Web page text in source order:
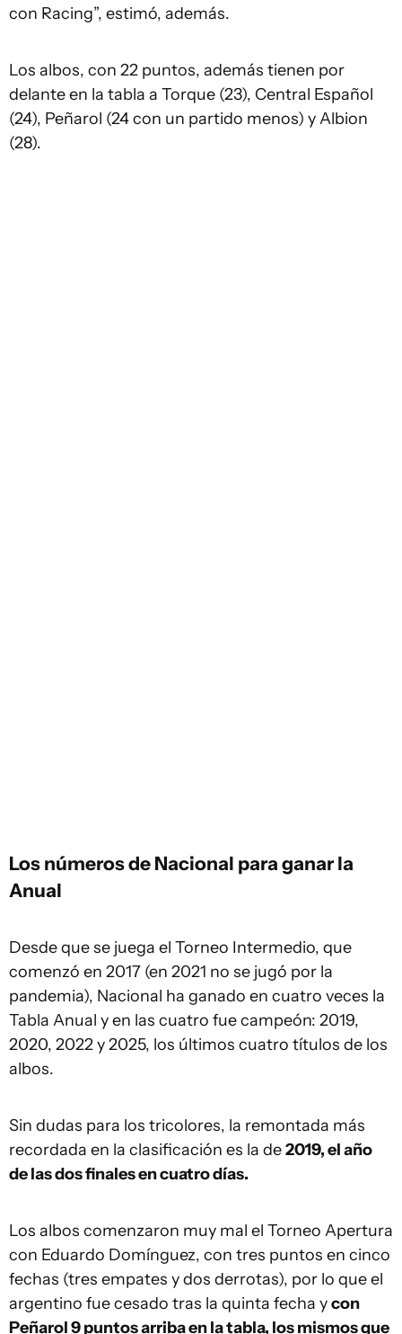
con Racing”, estimó, además.
Los albos, con 22 puntos, además tienen por
delante en la tabla a Torque (23), Central Español
(24), Peñarol (24 con un partido menos) y Albion
(28).
Los números de Nacional para ganar la
Anual
Desde que se juega el Torneo Intermedio, que
comenzó en 2017 (en 2021 no se jugó por la
pandemia), Nacional ha ganado en cuatro veces la
Tabla Anual y en las cuatro fue campeón: 2019,
2020, 2022 y 2025, los últimos cuatro títulos de los
albos.
Sin dudas para los tricolores, la remontada más
recordada en la clasificación es la de2019, el año
de las dos finales en cuatro días.
Los albos comenzaron muy mal el Torneo Apertura
con Eduardo Domínguez, con tres puntos en cinco
fechas (tres empates y dos derrotas), por lo que el
argentino fue cesado tras la quinta fecha ycon
Peñarol 9 puntos arriba en la tabla, los mismos que